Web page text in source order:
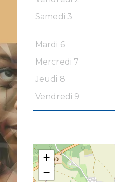
Samedi 3
Mardi 6
Mercredi 7
Jeudi 8
Vendredi 9
+
−